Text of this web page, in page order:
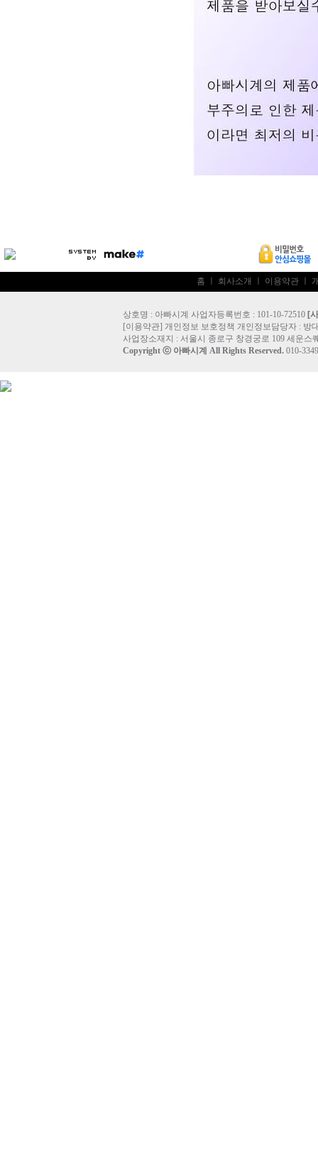
홈 회사소개 이용약관
상호명 : 아빠시계 사업자등록번호 : 101-10-72510 [
[이용약관] 개인정보 보호정책 개인정보담당자 : 방
사업장소재지 : 서울시 종로구 창경궁로 109 세운스
Copyright ⓒ 아빠시계 All Rights Reserved. 010-